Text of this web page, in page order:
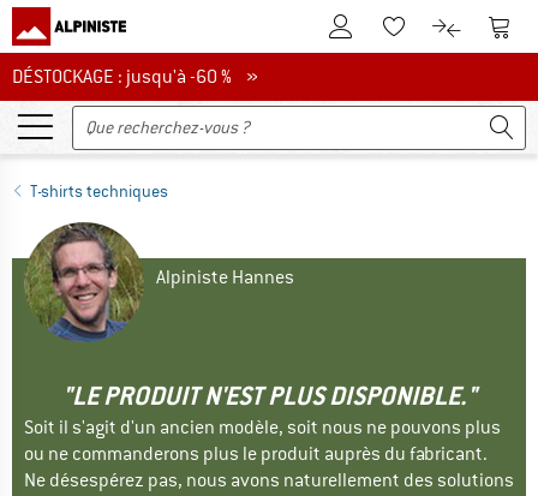
Vers le compte client
Vers la liste
Vers le
DÉSTOCKAGE : jusqu'à -60 %
DÉSTOCKAGE : jusqu'à -60 % »
T-shirts techniques
Alpiniste Hannes
"LE PRODUIT N'EST PLUS DISPONIBLE."
Soit il s'agit d'un ancien modèle, soit nous ne pouvons plus
ou ne commanderons plus le produit auprès du fabricant.
Ne désespérez pas, nous avons naturellement des solutions